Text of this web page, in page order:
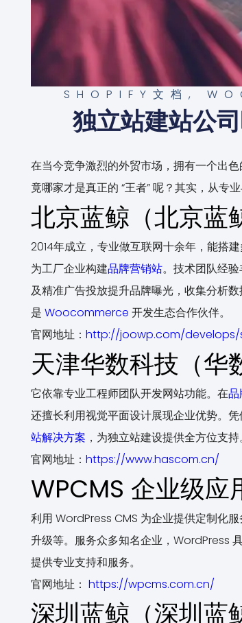
SHOPIFY文档 ,
独立站建站公
在当今竞争激烈的外贸市场，拥有一个出
竟哪家才是真正的 “王者” 呢？其实，从专
北京蓝鲸（北京蓝
2014年成立，专业做互联网十余年，能搭
为工厂企业构建品牌营销站。技术团队经验
及精准广告投放提升品牌曝光，收集分析
是 Woocommerce 开发生态合作伙伴。
官网地址： http://joowp.com/develops/
天津华数科技（华
它依靠专业工程师团队开发网站功能。在品
还擅长利用视觉平面设计展现企业优势。
站解决方案 ，为独立站建设提供全方位支持。
官网地址： https://www.hascom.cn/
WPCMS 企业级应
利用 WordPress CMS 为企业提供定制化
升级等。服务众多知名企业，WordPress
提供专业支持和服务。
官网地址： https://wpcms.com.cn/
深圳蓝鲸（深圳蓝